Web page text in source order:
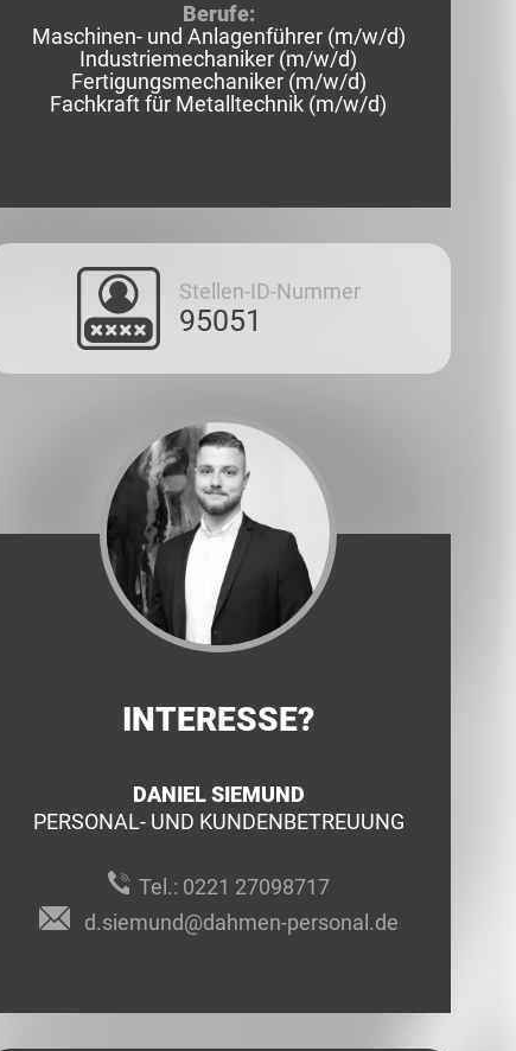
Berufe:
Maschinen- und Anlagenführer (m/w/d)
Industriemechaniker (m/w/d)
Fertigungsmechaniker (m/w/d)
Fachkraft für Metalltechnik (m/w/d)
Stellen-ID-Nummer
95051
INTERESSE?
DANIEL SIEMUND
PERSONAL- UND KUNDENBETREUUNG
Tel.: 0221 27098717
d.siemund@dahmen-personal.de